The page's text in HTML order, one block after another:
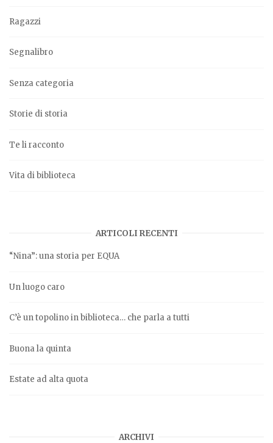
Ragazzi
Segnalibro
Senza categoria
Storie di storia
Te li racconto
Vita di biblioteca
ARTICOLI RECENTI
“Nina”: una storia per EQUA
Un luogo caro
C’è un topolino in biblioteca… che parla a tutti
Buona la quinta
Estate ad alta quota
ARCHIVI